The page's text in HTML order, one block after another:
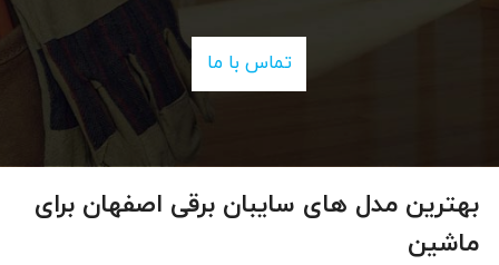
تماس با ما
بهترین مدل های سایبان برقی اصفهان برای
ماشین